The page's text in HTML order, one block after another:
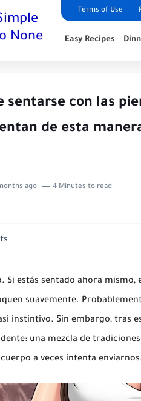
Terms of Use
Easy Recipes
sentarse con las
de esta
ago 4 Minutes to read
Si estás sentado ahora
suavemente.
instintivo. Sin embargo, tras
una mezcla de
a veces intenta enviarnos.